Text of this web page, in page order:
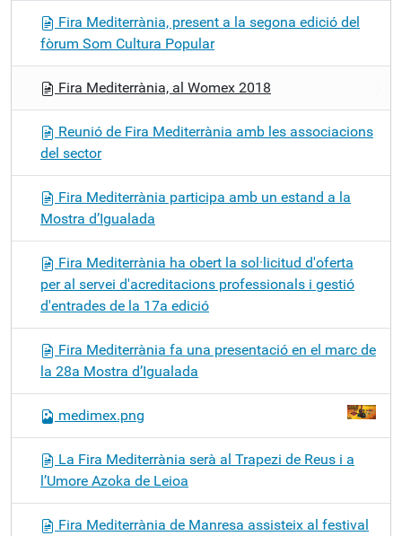
Fira Mediterrània, present a la segona edició del
fòrum Som Cultura Popular
Fira Mediterrània, al Womex 2018
Reunió de Fira Mediterrània amb les associacions
del sector
Fira Mediterrània participa amb un estand a la
Mostra d’Igualada
Fira Mediterrània ha obert la sol·licitud d'oferta
per al servei d'acreditacions professionals i gestió
d'entrades de la 17a edició
Fira Mediterrània fa una presentació en el marc de
la 28a Mostra d’Igualada
medimex.png
La Fira Mediterrània serà al Trapezi de Reus i a
l’Umore Azoka de Leioa
Fira Mediterrània de Manresa assisteix al festival